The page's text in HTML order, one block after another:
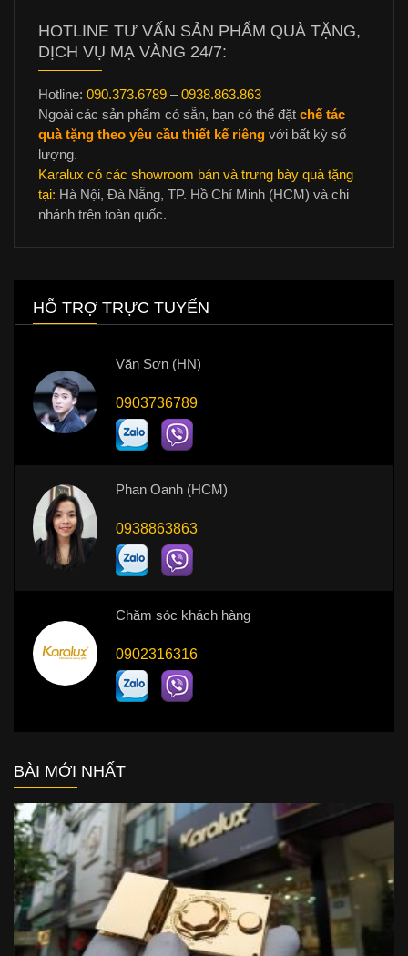
HOTLINE TƯ VẤN SẢN PHẨM QUÀ TẶNG,
DỊCH VỤ MẠ VÀNG 24/7:
Hotline: 090.373.6789 –0938.863.863
Ngoài các sản phẩm có sẵn, bạn có thể đặt chế tác
quà tặng theo yêu cầu thiết kế riêng với bất kỳ số
lượng.
Karalux có các showroom bán và trưng bày quà tặng
tại: Hà Nội, Đà Nẵng, TP. Hồ Chí Minh (HCM) và chi
nhánh trên toàn quốc.
HỖ TRỢ TRỰC TUYẾN
Văn Sơn (HN)
0903736789
Phan Oanh (HCM)
0938863863
Chăm sóc khách hàng
0902316316
BÀI MỚI NHẤT